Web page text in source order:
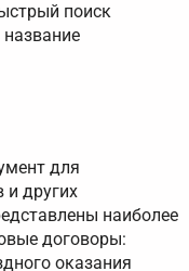
поиск
для
и других
наиболее
договоры:
оказания